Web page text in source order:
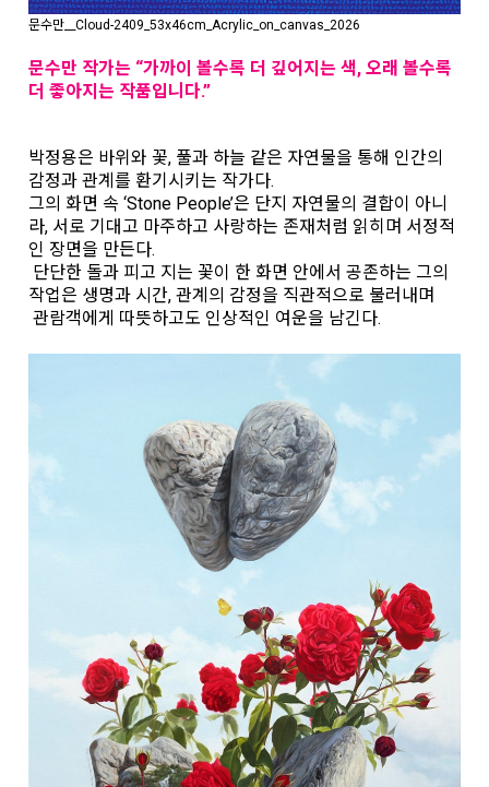
문수만__Cloud-2409_53x46cm_Acrylic_on_canvas_2026
문수만 작가는 “가까이 볼수록 더 깊어지는 색, 오래 볼수록
더 좋아지는 작품입니다.”
박정용은 바위와 꽃, 풀과 하늘 같은 자연물을 통해 인간의
감정과 관계를 환기시키는 작가다.
그의 화면 속 ‘Stone People’은 단지 자연물의 결합이 아니
라, 서로 기대고 마주하고 사랑하는 존재처럼 읽히며 서정적
인 장면을 만든다.
단단한 돌과 피고 지는 꽃이 한 화면 안에서 공존하는 그의
작업은 생명과 시간, 관계의 감정을 직관적으로 불러내며
관람객에게 따뜻하고도 인상적인 여운을 남긴다.